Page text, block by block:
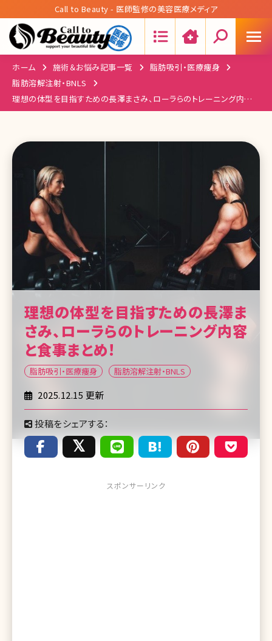
Call to Beauty - 医師監修の美容医療メディア
ホーム 施術＆お悩み記事一覧
脂肪吸引・医療痩身
脂肪溶解注射・BNLS
理想の体型を目指すための長澤まさみ、ローラらのトレーニング内容と
食事まとめ!
理想の体型を目指すための長澤ま
さみ、ローラらのトレーニング内容
と食事まとめ!
脂肪吸引・医療痩身 脂肪溶解注射・BNLS
2025.12.15 更新
投稿をシェアする：
スポンサーリンク